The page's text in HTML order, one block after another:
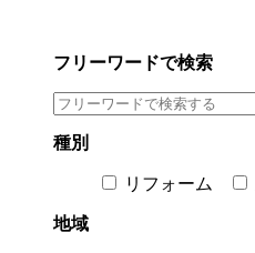
フリーワードで検索
種別
リフォーム
地域